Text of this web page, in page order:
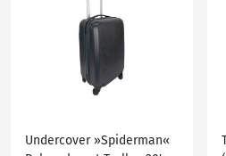
Undercover »Spiderman«